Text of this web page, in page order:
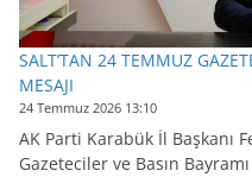
SALT’TAN 24 TEMMUZ
MESAJI
24 Temmuz 2026 13:10
AK Parti Karabük İl Başkanı
Gazeteciler ve Basın Bayramı